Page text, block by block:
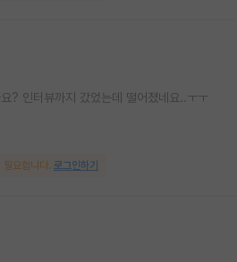
? 인터뷰까지 갔었는데 떨어졌네요..ㅜㅜ
필요합니다. 로그인하기